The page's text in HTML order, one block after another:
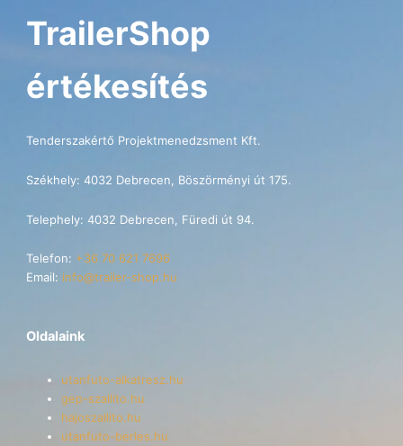
TrailerShop
értékesítés
Tenderszakértő Projektmenedzsment Kft.
Székhely: 4032 Debrecen, Böszörményi út 175.
Telephely: 4032 Debrecen, Füredi út 94.
Telefon: +36 70 621 7696
Email: info@trailer-shop.hu
Oldalaink
utanfuto-alkatresz.hu
gep-szallito.hu
hajoszallito.hu
utanfuto-berles.hu